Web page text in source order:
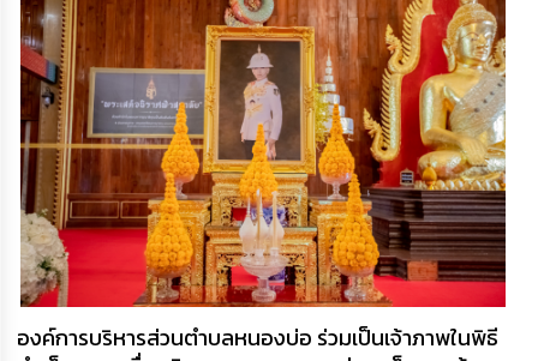
องค์การบริหารส่วนตำบลหนองบ่อ ร่วมเป็นเจ้าภาพในพิธี